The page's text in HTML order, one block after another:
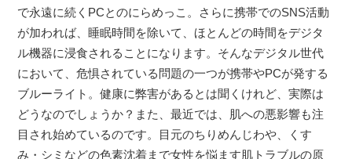
で永遠に続くPCとのにらめっこ。さらに携帯でのSNS活動
が加われば、睡眠時間を除いて、ほとんどの時間をデジタ
ル機器に浸食されることになります。そんなデジタル世代
において、危惧されている問題の一つが携帯やPCが発する
ブルーライト。健康に弊害があるとは聞くけれど、実際は
どうなのでしょうか？また、最近では、肌への悪影響も注
目され始めているのです。目元のちりめんじわや、くす
み・シミなどの色素沈着まで女性を悩ます肌トラブルの原